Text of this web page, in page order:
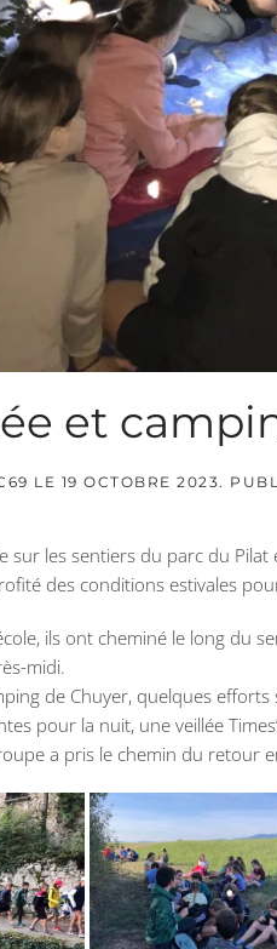
et
LE 19 OCTOBRE 2023.
sur les sentiers du parc du
des conditions estivales
ils ont cheminé le long du
midi.
de Chuyer, quelques
pour la nuit, une veillée
a pris le chemin du retour